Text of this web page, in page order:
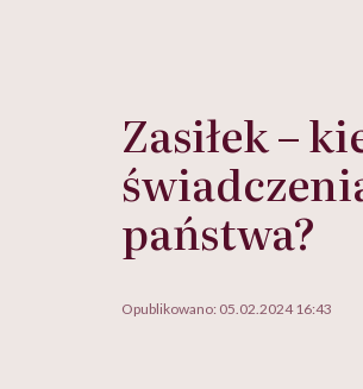
Zasiłek –
państwa?
Opublikowano: 05.02.2024 16:43